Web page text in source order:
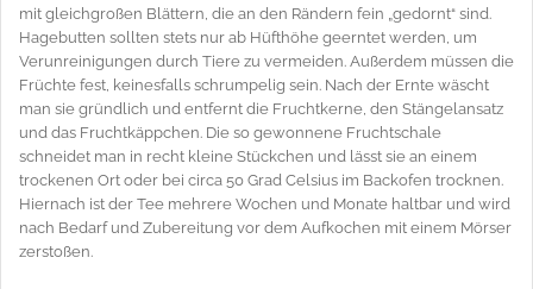
mit gleichgroßen Blättern, die an den Rändern fein „gedornt“ sind.
Hagebutten sollten stets nur ab Hüfthöhe geerntet werden, um
Verunreinigungen durch Tiere zu vermeiden. Außerdem müssen die
Früchte fest, keinesfalls schrumpelig sein. Nach der Ernte wäscht
man sie gründlich und entfernt die Fruchtkerne, den Stängelansatz
und das Fruchtkäppchen. Die so gewonnene Fruchtschale
schneidet man in recht kleine Stückchen und lässt sie an einem
trockenen Ort oder bei circa 50 Grad Celsius im Backofen trocknen.
Hiernach ist der Tee mehrere Wochen und Monate haltbar und wird
nach Bedarf und Zubereitung vor dem Aufkochen mit einem Mörser
zerstoßen.